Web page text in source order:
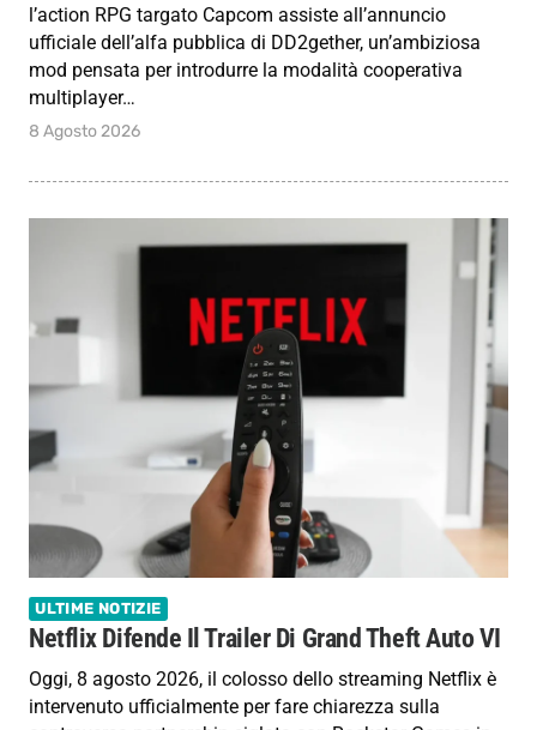
l’action RPG targato Capcom assiste all’annuncio
ufficiale dell’alfa pubblica di DD2gether, un’ambiziosa
mod pensata per introdurre la modalità cooperativa
multiplayer…
8 Agosto 2026
ULTIME NOTIZIE
Netflix Difende Il Trailer Di Grand Theft Auto VI
Oggi, 8 agosto 2026, il colosso dello streaming Netflix è
intervenuto ufficialmente per fare chiarezza sulla